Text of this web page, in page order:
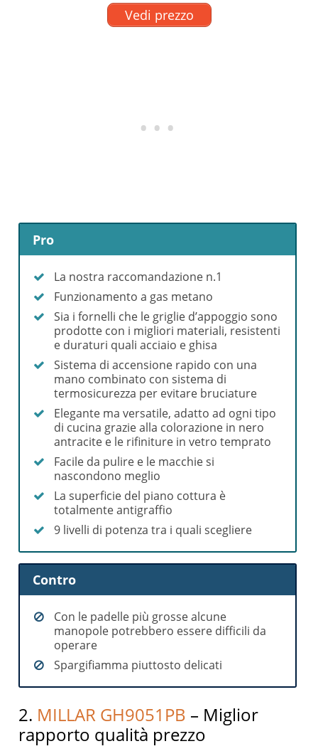
Vedi prezzo
Pro
La nostra raccomandazione n.1
Funzionamento a gas metano
Sia i fornelli che le griglie d’appoggio sono
prodotte con i migliori materiali, resistenti
e duraturi quali acciaio e ghisa
Sistema di accensione rapido con una
mano combinato con sistema di
termosicurezza per evitare bruciature
Elegante ma versatile, adatto ad ogni tipo
di cucina grazie alla colorazione in nero
antracite e le rifiniture in vetro temprato
Facile da pulire e le macchie si
nascondono meglio
La superficie del piano cottura è
totalmente antigraffio
9 livelli di potenza tra i quali scegliere
Contro
Con le padelle più grosse alcune
manopole potrebbero essere difficili da
operare
Spargifiamma piuttosto delicati
2. MILLAR GH9051PB – Miglior
rapporto qualità prezzo